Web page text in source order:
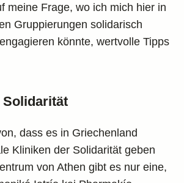
meine Frage, wo ich mich hier in
Gruppierungen solidarisch
könnte, wertvolle Tipps
dass es in Griechenland
Kliniken der Solidarität geben
von Athen gibt es nur eine,